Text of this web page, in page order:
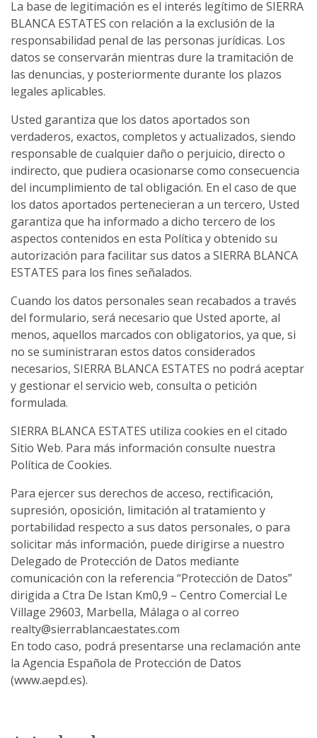
La base de legitimación es el interés legítimo de SIERRA
BLANCA ESTATES con relación a la exclusión de la
responsabilidad penal de las personas jurídicas. Los
datos se conservarán mientras dure la tramitación de
las denuncias, y posteriormente durante los plazos
legales aplicables.
Usted garantiza que los datos aportados son
verdaderos, exactos, completos y actualizados, siendo
responsable de cualquier daño o perjuicio, directo o
indirecto, que pudiera ocasionarse como consecuencia
del incumplimiento de tal obligación. En el caso de que
los datos aportados pertenecieran a un tercero, Usted
garantiza que ha informado a dicho tercero de los
aspectos contenidos en esta Política y obtenido su
autorización para facilitar sus datos a SIERRA BLANCA
ESTATES para los fines señalados.
Cuando los datos personales sean recabados a través
del formulario, será necesario que Usted aporte, al
menos, aquellos marcados con obligatorios, ya que, si
no se suministraran estos datos considerados
necesarios, SIERRA BLANCA ESTATES no podrá aceptar
y gestionar el servicio web, consulta o petición
formulada.
SIERRA BLANCA ESTATES utiliza cookies en el citado
Sitio Web. Para más información consulte nuestra
Política de Cookies.
Para ejercer sus derechos de acceso, rectificación,
supresión, oposición, limitación al tratamiento y
portabilidad respecto a sus datos personales, o para
solicitar más información, puede dirigirse a nuestro
Delegado de Protección de Datos mediante
comunicación con la referencia “Protección de Datos”
dirigida a Ctra De Istan Km0,9 – Centro Comercial Le
Village 29603, Marbella, Málaga o al correo
realty@sierrablancaestates.com
En todo caso, podrá presentarse una reclamación ante
la Agencia Española de Protección de Datos
(www.aepd.es).